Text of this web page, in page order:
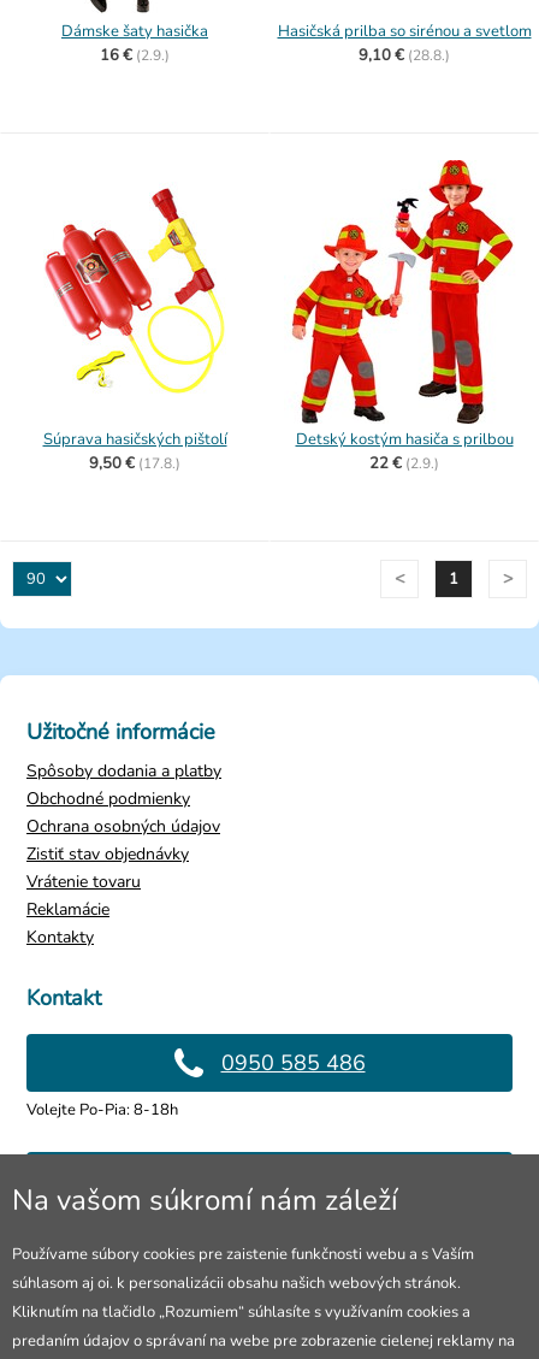
Dámske šaty hasička
16 € (2.9.)
Hasičská prilba so sirénou a svetlom
9,10 € (28.8.)
Súprava hasičských pištolí
9,50 € (17.8.)
Detský kostým hasiča s prilbou
22 € (2.9.)
< 1 >
Kontakt
0950 585 486
Volejte Po-Pia: 8-18h
info@4lol.cz
Predajňa v Ostrave
Užitočné informácie
Spôsoby dodania a platby
Obchodné podmienky
Ochrana osobných údajov
Zistiť stav objednávky
Vrátenie tovaru
Reklamácie
Kontakty
Na vašom súkromí nám záleží
Používame súbory cookies pre zaistenie funkčnosti webu a s Vaším
súhlasom aj oi. k personalizácii obsahu našich webových stránok.
Kliknutím na tlačidlo „Rozumiem“ súhlasíte s využívaním cookies a
predaním údajov o správaní na webe pre zobrazenie cielenej reklamy na